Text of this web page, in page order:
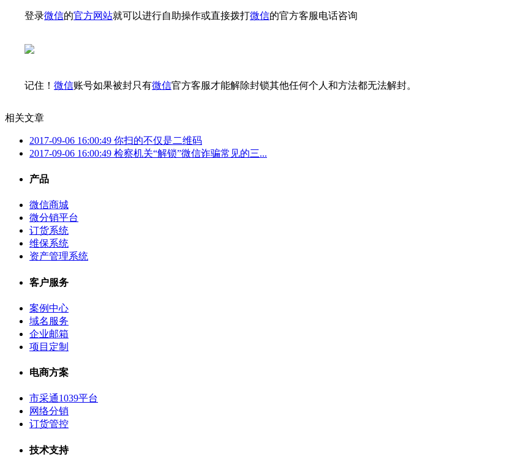
登录微信的官方网站就可以进行自助操作或直接拨打微信的官方客服电话咨询
记住！ 微信账号如果被封只有微信官方客服才能解除封锁其他任何个人和方法都无法解封。
相关文章
2017-09-06 16:00:49 你扫的不仅是二维码
2017-09-06 16:00:49 检察机关“解锁”微信诈骗常见的三...
产品
微信商城
微分销平台
订货系统
维保系统
资产管理系统
客户服务
案例中心
域名服务
企业邮箱
项目定制
电商方案
市采通1039平台
网络分销
订货管控
技术支持